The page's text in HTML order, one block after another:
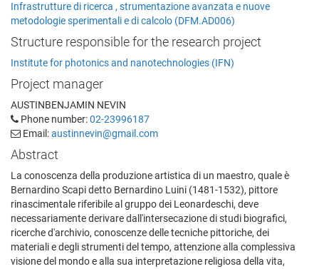
Infrastrutture di ricerca , strumentazione avanzata e nuove
metodologie sperimentali e di calcolo (DFM.AD006)
Structure responsible for the research project
Institute for photonics and nanotechnologies (IFN)
Project manager
AUSTINBENJAMIN NEVIN
Phone number:02-23996187
Email:austinnevin@gmail.com
Abstract
La conoscenza della produzione artistica di un maestro, quale è
Bernardino Scapi detto Bernardino Luini (1481-1532), pittore
rinascimentale riferibile al gruppo dei Leonardeschi, deve
necessariamente derivare dall'intersecazione di studi biografici,
ricerche d'archivio, conoscenze delle tecniche pittoriche, dei
materiali e degli strumenti del tempo, attenzione alla complessiva
visione del mondo e alla sua interpretazione religiosa della vita,